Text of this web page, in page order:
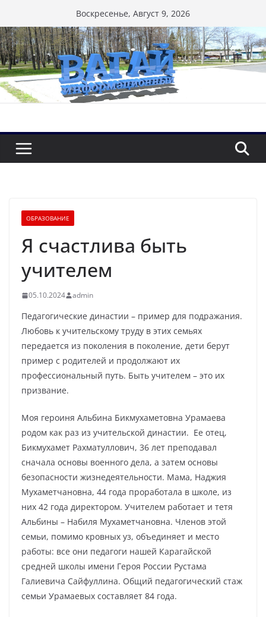
к
содержимому
Воскресенье, Август 9, 2026
ОБРАЗОВАНИЕ
Я счастлива быть
учителем
05.10.2024 admin
Педагогические династии – пример для подражания.
Любовь к учительскому труду в этих семьях
передается из поколения в поколение, дети берут
пример с родителей и продолжают их
профессиональный путь. Быть учителем – это их
призвание.
Моя героиня Альбина Бикмухаметовна Урамаева
родом как раз из учительской династии. Ее отец,
Бикмухамет Рахматуллович, 36 лет преподавал
сначала основы военного дела, а затем основы
безопасности жизнедеятельности. Мама, Наджия
Мухаметчановна, 44 года проработала в школе, из
них 42 года директором. Учителем работает и тетя
Альбины – Набиля Мухаметчановна. Членов этой
семьи, помимо кровных уз, объединяет и место
работы: все они педагоги нашей Карагайской
средней школы имени Героя России Рустама
Галиевича Сайфуллина. Общий педагогический стаж
семьи Урамаевых составляет 84 года.